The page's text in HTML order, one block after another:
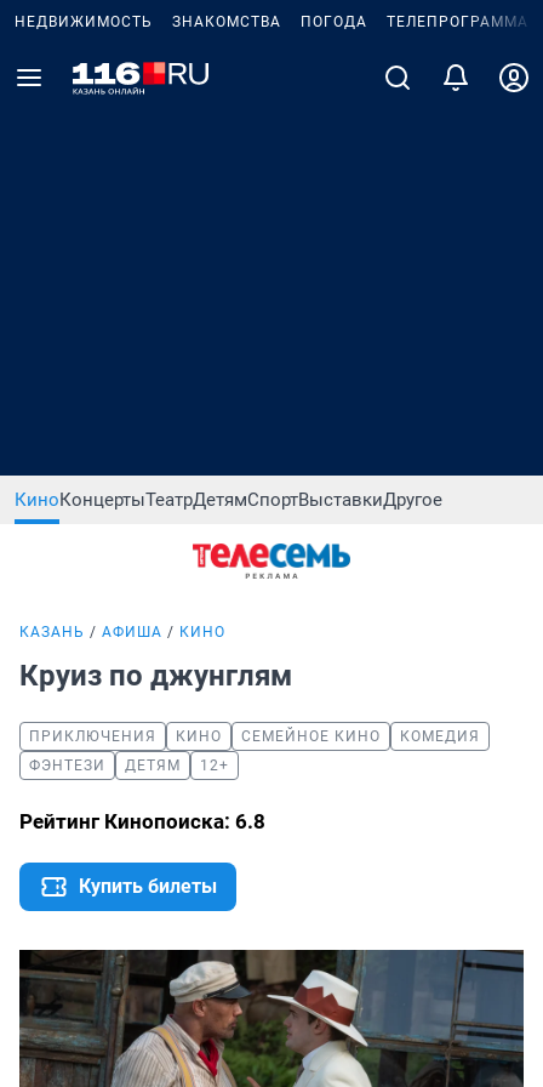
НЕДВИЖИМОСТЬ ЗНАКОМСТВА ПОГОДА ТЕЛЕПРОГРАММА
КиноКонцертыТеатрДетямСпортВыставкиДругое
КАЗАНЬ АФИША КИНО
Круиз по джунглям
ПРИКЛЮЧЕНИЯ КИНО СЕМЕЙНОЕ КИНО
КОМЕДИЯ
ФЭНТЕЗИ
ДЕТЯМ 12+
Рейтинг Кинопоиска: 6.8
Купить билеты